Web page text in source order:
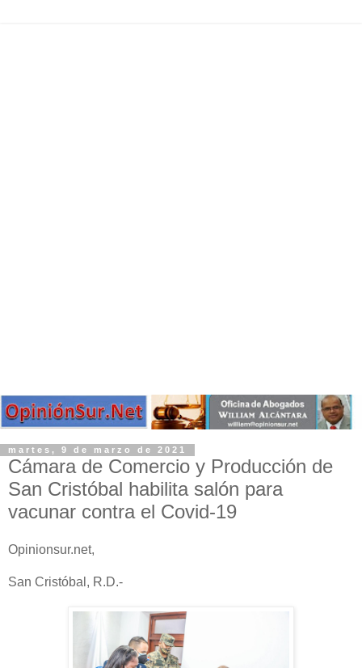
martes, 9 de marzo de 2021
Cámara de Comercio y Producción de
San Cristóbal habilita salón para
vacunar contra el Covid-19
Opinionsur.net,
San Cristóbal, R.D.-